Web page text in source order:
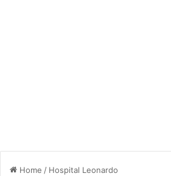
Home / Hospital Leonardo